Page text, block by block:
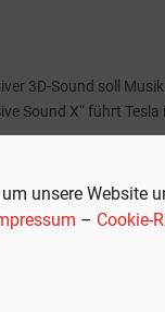
unsere Website
– Cookie-
3D-Sound soll
Sound X“ führt Tesla